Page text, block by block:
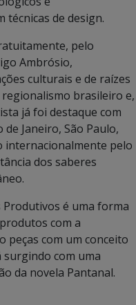
técnicas de design.
pelo
Ambrósio,
culturais e de raízes
brasileiro e,
já foi destaque com
Janeiro, São Paulo,
internacionalmente pelo
dos saberes
é uma forma
com a
peças com um conceito
com uma
da novela Pantanal.